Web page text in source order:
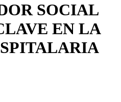
SOCIAL
EN LA